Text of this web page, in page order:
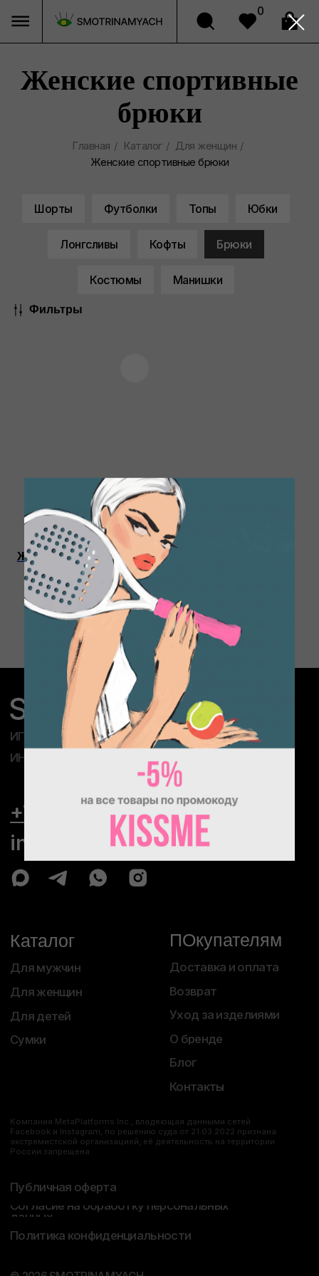
Женские спортивные
брюки
Главная / Каталог / Для женщин /
Женские спортивные брюки
Шорты Футболки Топы Юбки
Лонгсливы Кофты Брюки
Костюмы Манишки
Фильтры
Женские спортивные
брюки на флисе
Indian Wells
6 680 Р.
ИНН: 771465108556
ИП Пронин Илья Сергеевич
info@smotrinamyach.ru
+7 (977) 453-17-88
Публичная оферта
Согласие на обработку персональных
данных
Политика конфиденциальности
Контакты
О бренде
Уход за изделиями
Возврат
Доставка и оплата
ПОкупателям
Сумки
Для женщин
Каталог
Компания MetaPlatforms Inc., владеющая данными сетей
Facebook и Instagram, по решению суда от 21.03.2022 признана
экстремистской организацией, её деятельность на территории
России запрещена.